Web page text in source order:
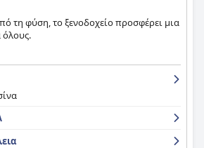
τη φύση, το ξενοδοχείο προσφέρει μια
όλους.